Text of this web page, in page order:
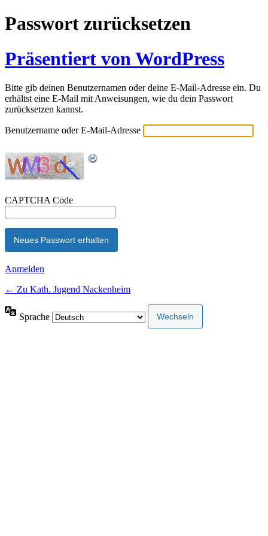
Passwort zurücksetzen
Präsentiert von WordPress
Bitte gib deinen Benutzernamen oder deine E-Mail-Adresse ein. Du
erhältst eine E-Mail mit Anweisungen, wie du dein Passwort
zurücksetzen kannst.
Benutzername oder E-Mail-Adresse
CAPTCHA Code
Anmelden
← Zu Kath. Jugend Nackenheim
Sprache